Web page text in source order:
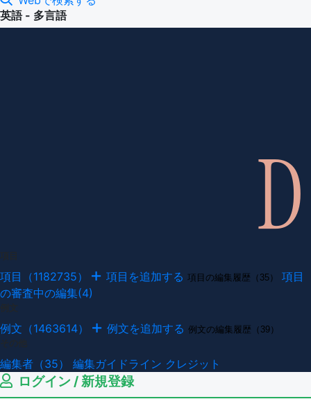
英語 - 多言語
項目（1182735） 項目を追加する 項目の編集履歴（35）
項目
の審査中の編集(4)
例文（1463614） 例文を追加する 例文の編集履歴（39）
編集者（35） 編集ガイドライン クレジット
ログイン / 新規登録